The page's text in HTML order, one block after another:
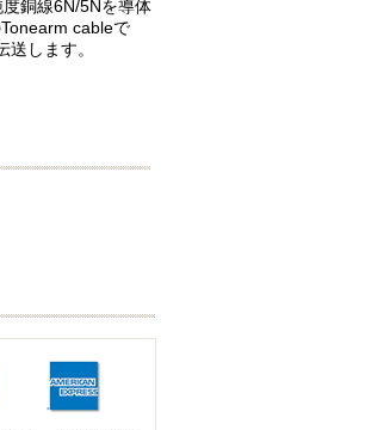
銅線6N/5Nを導体
cableで
します。